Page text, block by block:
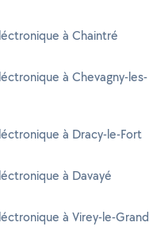
à Chaintré
à Chevagny-les-
à Dracy-le-Fort
à Davayé
à Virey-le-Grand